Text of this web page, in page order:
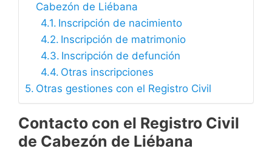
Cabezón de Liébana
Inscripción de nacimiento
Inscripción de matrimonio
Inscripción de defunción
Otras inscripciones
Otras gestiones con el Registro Civil
Contacto con el Registro Civil
de Cabezón de Liébana